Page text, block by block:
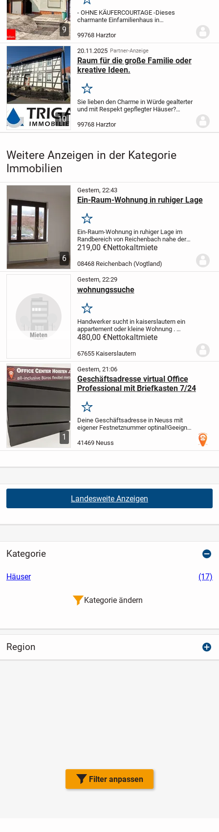
Filter anpassen
9
Merken
- OHNE KÄUFERCOURTAGE -Dieses
charmante Einfamilienhaus in
von 108m² auf einem Grundstück von
767m². Das Haus wurde ca. 1920 erbaut
und zuletzt im Jahr 2001...
99768 Harztor
10
20.11.2025 Partner-Anzeige
Raum für die große Familie oder
kreative Ideen.
Merken
Sie lieben den Charme in Würde gealterter
und mit Respekt gepflegter Häuser?
entdecken Sie Ihr neues Zuhause.
Ein-Zweifamilienhaus wurde im Herzen
99768 Harztor
Weitere Anzeigen in der Kategorie
Immobilien
6
Gestern, 22:43
Ein-Raum-Wohnung in ruhiger Lage
Merken
Ein-Raum-Wohnung in ruhiger Lage im
Randbereich von Reichenbach nahe der
Altstadt gelegen.Parkmöglichkeit an der
Küche und Badmöbel
219,00 €Nettokaltmiete
08468 Reichenbach (Vogtland)
Gestern, 22:29
wohnungssuche
Merken
Handwerker sucht in kaiserslautern ein
appartement oder kleine Wohnung .
Möbliert und ohne Möbliert ist egal.
Zimmer geht auch, mit Benutzung der
Küche und Dusche
480,00 €Nettokaltmiete
67655 Kaiserslautern
1
Gestern, 21:06
Geschäftsadresse virtual Office
Professional mit Briefkasten 7/24
Merken
Deine Geschäftsadresse in Neuss mit
eigener Festnetznummer optinal!Geeignet
Existenzgründer, Nebenberufler, oder
Firmendie eine lokale Dependance
41469 Neuss
Landesweite Anzeigen
Kategorie
Häuser (17)
Kategorie ändern
Region